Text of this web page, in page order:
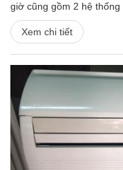
giờ cũng gồm 2 hệ
Xem chi tiết